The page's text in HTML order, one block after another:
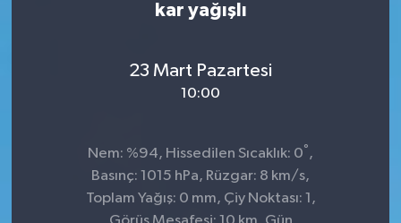
kar yağışlı
23 Mart Pazartesi
10:00
Nem: %94, Hissedilen Sıcaklık: 0° ,
Basınç: 1015 hPa, Rüzgar: 8 km/s,
Toplam Yağış: 0 mm, Çiy Noktası: 1,